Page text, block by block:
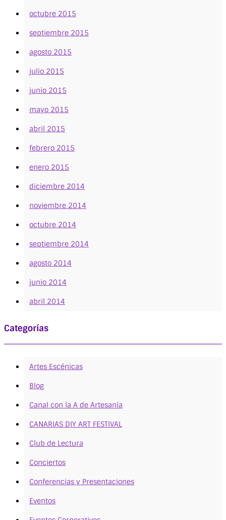
octubre 2015
septiembre 2015
agosto 2015
julio 2015
junio 2015
mayo 2015
abril 2015
febrero 2015
enero 2015
diciembre 2014
noviembre 2014
octubre 2014
septiembre 2014
agosto 2014
junio 2014
abril 2014
Categorías
Artes Escénicas
Blog
Canal con la A de Artesanía
CANARIAS DIY ART FESTIVAL
Club de Lectura
Conciertos
Conferencias y Presentaciones
Eventos